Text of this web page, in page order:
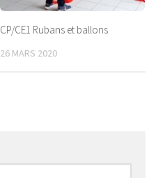
CP/CE1 Rubans et ballons
26 MARS 2020